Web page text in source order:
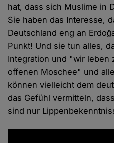
hat, dass sich Muslime in
Sie haben das Interesse,
Deutschland eng an
Punkt! Und sie tun alles,
Integration und "wir leben
offenen Moschee" und
können vielleicht dem
das Gefühl vermitteln,
sind nur